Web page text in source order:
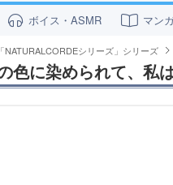
ボイス・ASMR マン
「NATURALCORDEシリーズ」シリーズ
色に染められて、私